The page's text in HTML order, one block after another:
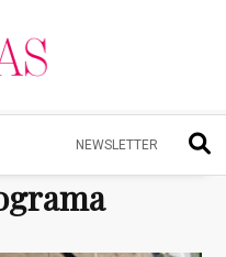
NEWSLETTER